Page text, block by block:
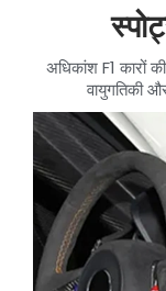
अधिकांश F1 कारों
वायुगतिकी